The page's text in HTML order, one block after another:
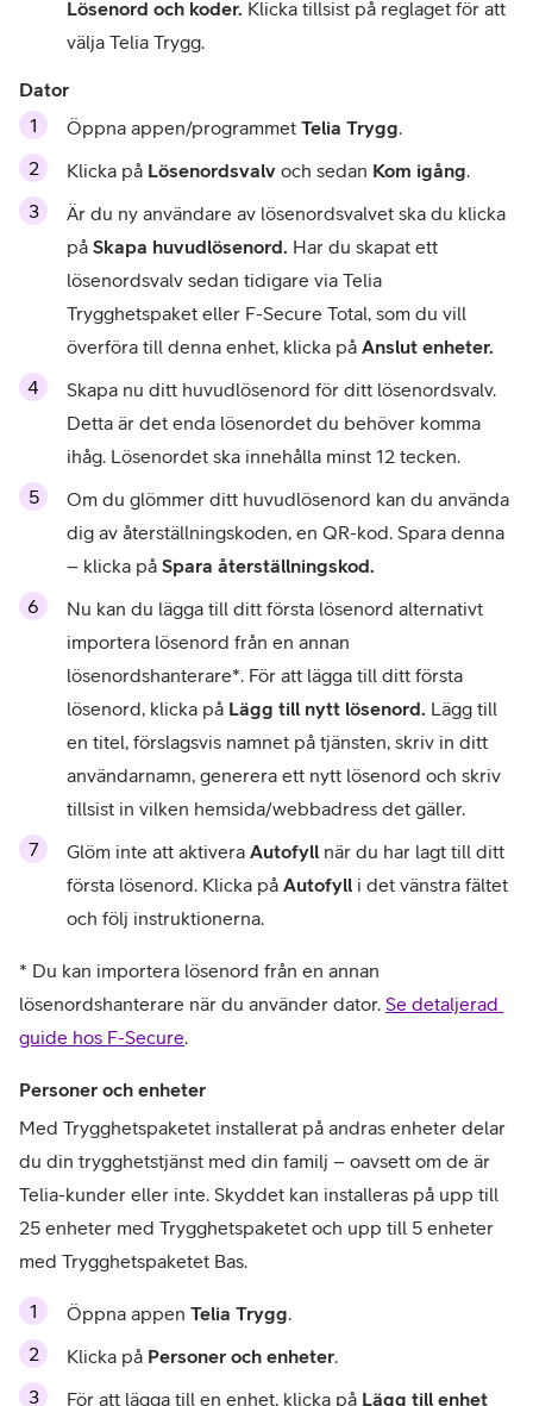
Lösenord och koder. Klicka tillsist på reglaget för att
välja Telia Trygg.
Dator
Öppna appen/programmet Telia Trygg.
Klicka på Lösenordsvalv och sedan Kom igång.
Är du ny användare av lösenordsvalvet ska du klicka
på Skapa huvudlösenord. Har du skapat ett
lösenordsvalv sedan tidigare via Telia
Trygghetspaket eller F-Secure Total, som du vill
överföra till denna enhet, klicka på Anslut enheter.
Skapa nu ditt huvudlösenord för ditt lösenordsvalv.
Detta är det enda lösenordet du behöver komma
ihåg. Lösenordet ska innehålla minst 12 tecken.
Om du glömmer ditt huvudlösenord kan du använda
dig av återställningskoden, en QR-kod. Spara denna
– klicka på Spara återställningskod.
Nu kan du lägga till ditt första lösenord alternativt
importera lösenord från en annan
lösenordshanterare*. För att lägga till ditt första
lösenord, klicka på Lägg till nytt lösenord. Lägg till
en titel, förslagsvis namnet på tjänsten, skriv in ditt
användarnamn, generera ett nytt lösenord och skriv
tillsist in vilken hemsida/webbadress det gäller.
Glöm inte att aktivera Autofyll när du har lagt till ditt
första lösenord. Klicka på Autofyll i det vänstra fältet
och följ instruktionerna.
* Du kan importera lösenord från en annan
lösenordshanterare när du använder dator. Se detaljerad
guide hos F-Secure.
Personer och enheter
Med Trygghetspaketet installerat på andras enheter delar
du din trygghetstjänst med din familj – oavsett om de är
Telia-kunder eller inte. Skyddet kan installeras på upp till
25 enheter med Trygghetspaketet och upp till 5 enheter
med Trygghetspaketet Bas.
Öppna appen Telia Trygg.
Klicka på Personer och enheter.
För att lägga till en enhet, klicka på Lägg till enhet